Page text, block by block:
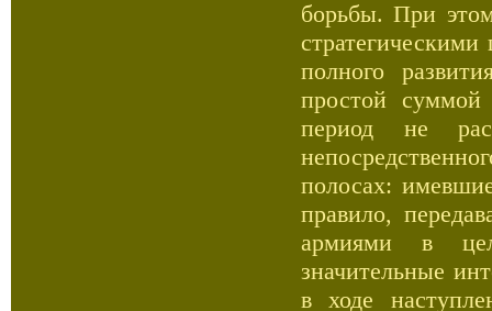
борьбы. При
полного
простой
период не
полосах:
правило,
армиями в
значительные
в ходе